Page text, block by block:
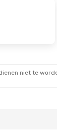
niet te